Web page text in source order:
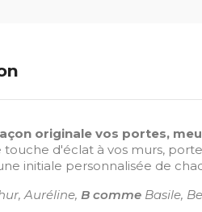
originale vos portes,
d'éclat à vos murs,
initiale personnalisée de
Auréline, B comme Basile,